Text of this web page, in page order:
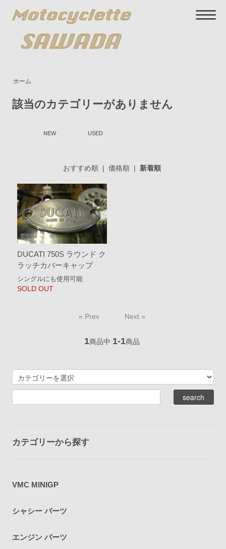
ホーム
該当のカテゴリーがありません
NEW USED
おすすめ順| 価格順| 新着順
DUCATI 750S ラウンド ク
ラッチカバーキャップ
シングルにも使用可能
SOLD OUT
« Prev Next »
1商品中 1-1商品
カテゴリーから探す
VMC MINIGP
シャシー パーツ
エンジン パーツ